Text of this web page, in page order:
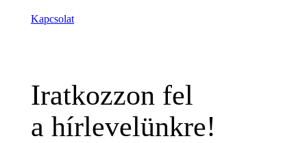
Kapcsolat
Iratkozzon fel
a hírlevelünkre!